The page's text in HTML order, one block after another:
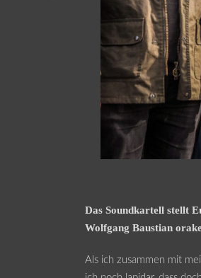
Das Soundkartell stellt
Wolfgang Baustian
Als ich zusammen mit